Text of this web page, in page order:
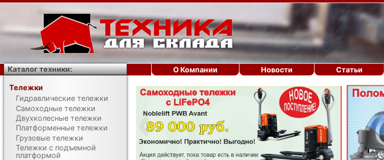
‹
О Компании Новости Статьи
Каталог техники:
Тележки
Гидравлические тележки
Самоходные тележки
Двухколесные тележки
Платформенные тележки
Грузовые тележки
Тележки с подъемной
платформой